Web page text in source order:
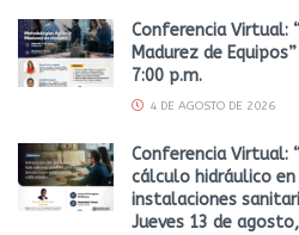
Conferencia Virtual:
Madurez de
7:00 p.m.
4 DE AGOSTO DE 2026
Conferencia Virtual:
cálculo hidráulico
instalaciones
Jueves 13 de